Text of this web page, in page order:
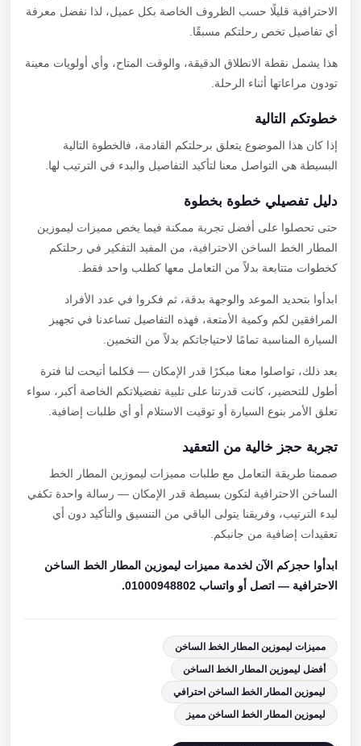
الاحترافية قليلًا حسب الظروف الخاصة بكل عميل، لذا نفضل معرفة
أي تفاصيل تخص رحلتكم مسبقًا.
هذا يشمل نقطة الانطلاق الدقيقة، والوقت المتاح، وأي أولويات معينة
تودون مراعاتها أثناء الرحلة.
خطوتكم التالية
إذا كان هذا الموضوع يتعلق برحلتكم القادمة، فالخطوة التالية
البسيطة هي التواصل معنا لتأكيد التفاصيل والبدء في الترتيب لها.
دليل تفصيلي خطوة بخطوة
حتى تحصلوا على أفضل تجربة ممكنة فيما يخص مميزات ليموزين
المطار الخط الساخن الاحترافية، من المفيد التفكير في رحلتكم
كخطوات متتابعة بدلاً من التعامل معها كطلب واحد فقط.
ابدأوا بتحديد الموعد والوجهة بدقة، ثم فكروا في عدد الأفراد
المرافقين لكم وكمية الأمتعة، فهذه التفاصيل تساعدنا في تجهيز
السيارة المناسبة تمامًا لاحتياجاتكم بدلاً من التخمين.
بعد ذلك، تواصلوا معنا مبكرًا قدر الإمكان — فكلما أتيحت لنا فترة
أطول للتحضير، كانت قدرتنا على تلبية تفضيلاتكم الخاصة أكبر، سواء
تعلق الأمر بنوع السيارة أو توقيت الاستلام أو أي طلبات إضافية.
تجربة حجز خالية من التعقيد
صممنا طريقة التعامل مع طلبات مميزات ليموزين المطار الخط
الساخن الاحترافية لتكون بسيطة قدر الإمكان — رسالة واحدة تكفي
لبدء الترتيب، وفريقنا يتولى الباقي من التنسيق والتأكيد دون أي
تعقيدات إضافية من جانبكم.
ابدأوا حجزكم الآن لخدمة مميزات ليموزين المطار الخط الساخن
الاحترافية — اتصل أو واتساب 01000948802.
مميزات ليموزين المطار الخط الساخن
أفضل ليموزين المطار الخط الساخن
ليموزين المطار الخط الساخن احترافي
ليموزين المطار الخط الساخن مميز